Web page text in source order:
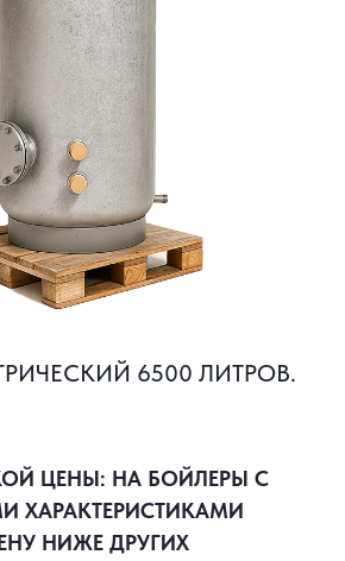
6500 ЛИТРОВ.
ЦЕНЫ: НА БОЙЛЕРЫ С
ХАРАКТЕРИСТИКАМИ
НИЖЕ ДРУГИХ